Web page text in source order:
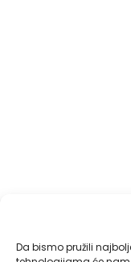
Da bismo pružili